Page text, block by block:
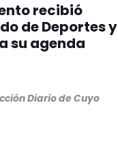
recibió
de Deportes y
su agenda
Diario de Cuyo